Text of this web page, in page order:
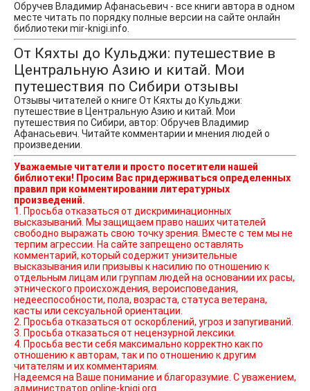
Обручев Владимир Афанасьевич - все книги автора в одном
месте читать по порядку полные версии на сайте онлайн
библиотеки mir-knigi.info.
От Кяхты до Кульджи: путешествие в
Центральную Азию и китай. Мои
путешествия по Сибири отзывы
Отзывы читателей о книге От Кяхты до Кульджи:
путешествие в Центральную Азию и китай. Мои
путешествия по Сибири, автор: Обручев Владимир
Афанасьевич. Читайте комментарии и мнения людей о
произведении.
Уважаемые читатели и просто посетители нашей
библиотеки! Просим Вас придерживаться определенных
правил при комментировании литературных
произведений.
1. Просьба отказаться от дискриминационных
высказываний. Мы защищаем право наших читателей
свободно выражать свою точку зрения. Вместе с тем мы не
терпим агрессии. На сайте запрещено оставлять
комментарий, который содержит унизительные
высказывания или призывы к насилию по отношению к
отдельным лицам или группам людей на основании их расы,
этнического происхождения, вероисповедания,
недееспособности, пола, возраста, статуса ветерана,
касты или сексуальной ориентации.
2. Просьба отказаться от оскорблений, угроз и запугиваний.
3. Просьба отказаться от нецензурной лексики.
4. Просьба вести себя максимально корректно как по
отношению к авторам, так и по отношению к другим
читателям и их комментариям.
Надеемся на Ваше понимание и благоразумие. С уважением,
администратор online-knigi.org